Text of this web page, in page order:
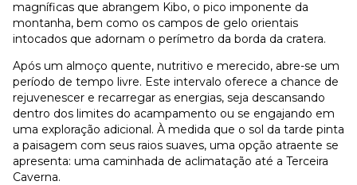
magníficas que abrangem Kibo, o pico imponente da
montanha, bem como os campos de gelo orientais
intocados que adornam o perímetro da borda da cratera.
Após um almoço quente, nutritivo e merecido, abre-se um
período de tempo livre. Este intervalo oferece a chance de
rejuvenescer e recarregar as energias, seja descansando
dentro dos limites do acampamento ou se engajando em
uma exploração adicional. À medida que o sol da tarde pinta
a paisagem com seus raios suaves, uma opção atraente se
apresenta: uma caminhada de aclimatação até a Terceira
Caverna.